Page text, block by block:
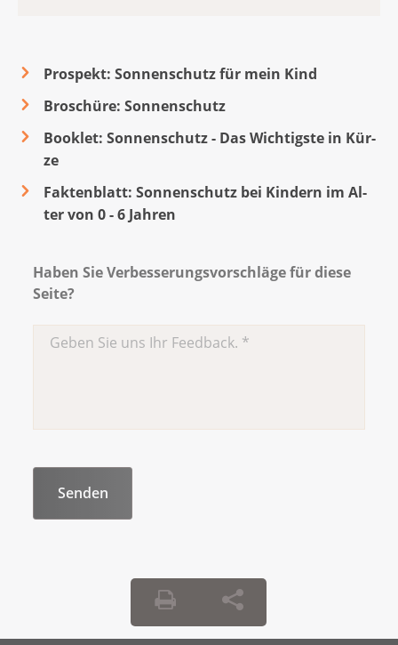
Prospekt: Son­nen­schutz für mein Kind
Broschüre: Son­nen­schutz
Booklet: Son­nen­schutz - Das Wich­tigs­te in Kür­
ze
Faktenblatt: Son­nen­schutz bei Kin­dern im Al­
ter von 0 - 6 Jah­ren
Haben Sie Verbesserungsvorschläge für diese
Seite?